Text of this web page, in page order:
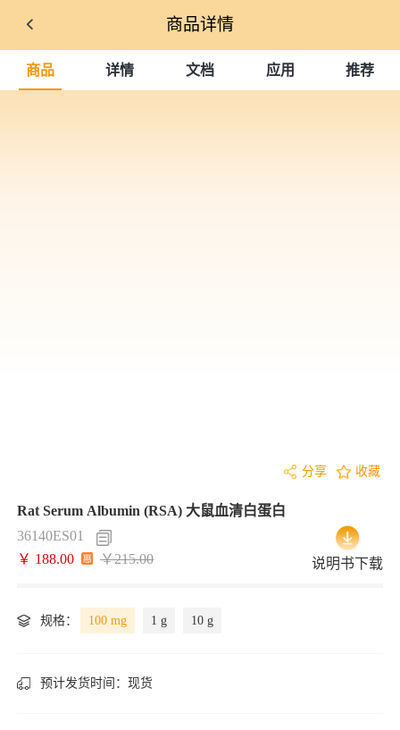
商品详情
商品 详情 文档 应用 推荐
分享 收藏
Rat Serum Albumin (RSA) 大鼠血清白蛋白
36140ES01
￥ 188.00
￥215.00 说明书下载
规格： 100 mg 1 g 10 g
预计发货时间： 现货